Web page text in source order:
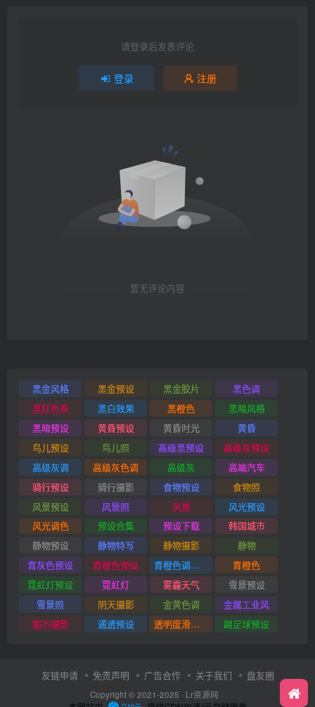
请登录后发表评论
登录 注册
暂无评论内容
黑金风格 黑金预设 黑金胶片
黑色调
黑红色系
黑白效果 黑橙色
黑暗风格
黑暗预设
黄昏预设 黄昏时光
黄昏
鸟儿预设
鸟儿照 高级黑预设
高级灰预设
高级灰调
高级灰色调 高级灰
高端汽车
骑行预设
骑行摄影 食物预设
食物照
风景预设
风景照 风景
风光预设
风光调色
预设合集 预设下载
韩国城市
静物预设
静物特写 静物摄影
静物
青灰色预设
青橙色预设 青橙色调预设
青橙色
霓虹灯预设
霓虹灯 雾霾天气
雪景预设
雪景照
阴天摄影 金黄色调
金属工业风
都市摄影
通透预设 透明度滑块插件 踢足球预设
友链申请 免责声明 广告合作 关于我们 盘友圈
Copyright © 2021-2025 · Lr资源网 ·